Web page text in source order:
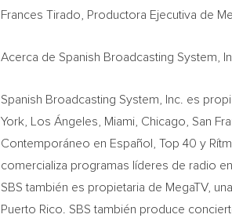
Frances Tirado , Productora Ejecutiva de
Acerca de Spanish Broadcasting System,
Spanish Broadcasting System, Inc. es
York , Los Ángeles, Miami Chicago San
Contemporáneo en Español, Top 40 y
comercializa programas líderes de radio
SBS también es propietaria de MegaTV,
Puerto Rico . SBS también produce